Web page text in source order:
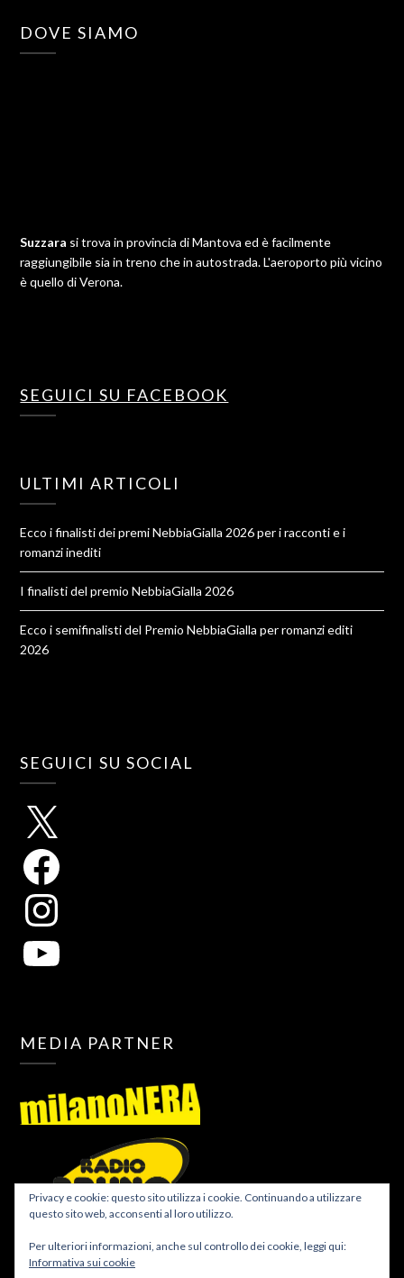
DOVE SIAMO
Suzzara si trova in provincia di Mantova ed è facilmente
raggiungibile sia in treno che in autostrada. L'aeroporto più vicino
è quello di Verona.
SEGUICI SU FACEBOOK
ULTIMI ARTICOLI
Ecco i finalisti dei premi NebbiaGialla 2026 per i racconti e i
romanzi inediti
I finalisti del premio NebbiaGialla 2026
Ecco i semifinalisti del Premio NebbiaGialla per romanzi editi
2026
SEGUICI SU SOCIAL
MEDIA PARTNER
Privacy e cookie: questo sito utilizza i cookie. Continuando a utilizzare
questo sito web, acconsenti al loro utilizzo.
Per ulteriori informazioni, anche sul controllo dei cookie, leggi qui:
Informativa sui cookie